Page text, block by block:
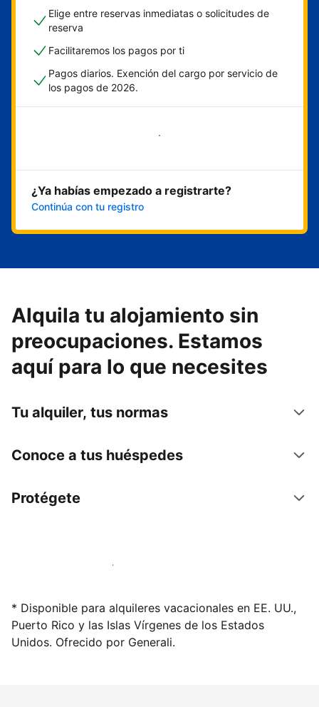
Elige entre reservas inmediatas o solicitudes de
reserva
Facilitaremos los pagos por ti
Pagos diarios. Exención del cargo por servicio de
los pagos de 2026.
Empieza ahora
¿Ya habías empezado a registrarte?
Continúa con tu registro
Alquila tu alojamiento sin
preocupaciones. Estamos
aquí para lo que necesites
Tu alquiler, tus normas
Conoce a tus huéspedes
Protégete
Alquila tu alojamiento hoy mismo
* Disponible para alquileres vacacionales en EE. UU.,
Puerto Rico y las Islas Vírgenes de los Estados
Unidos. Ofrecido por Generali.